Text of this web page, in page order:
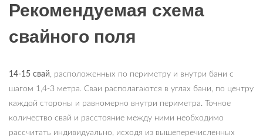
Рекомендуемая схема
свайного поля
14-15 свай, расположенных по периметру и внутри бани с
шагом 1,4-3 метра. Сваи располагаются в углах бани, по центру
каждой стороны и равномерно внутри периметра. Точное
количество свай и расстояние между ними необходимо
рассчитать индивидуально, исходя из вышеперечисленных